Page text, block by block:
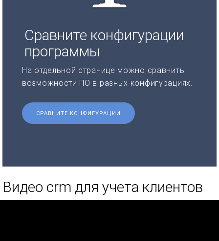
Сравните конфигурации
программы
На отдельной странице можно сравнить
возможности ПО в разных конфигурациях.
СРАВНИТЕ КОНФИГУРАЦИИ
Видео crm для учета клиентов